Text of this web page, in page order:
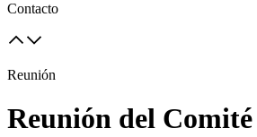
Contacto
Reunión
Reunión del